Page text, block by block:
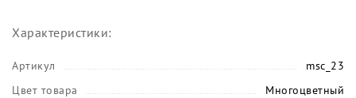
Характеристики:
Артикул
msc_23
Цвет товара
Многоцветный